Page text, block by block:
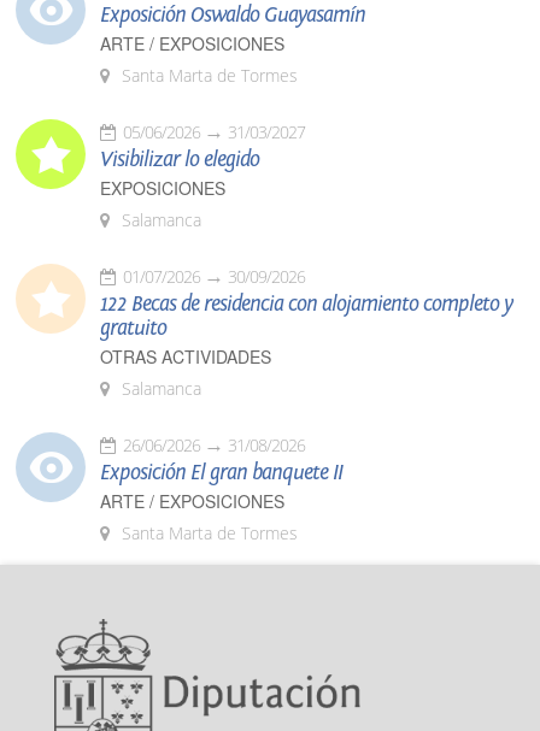
Exposición Oswaldo Guayasamín
ARTE / EXPOSICIONES
Santa Marta de Tormes
05/06/2026 31/03/2027
Visibilizar lo elegido
EXPOSICIONES
Salamanca
01/07/2026 30/09/2026
122 Becas de residencia con alojamiento completo y
gratuito
OTRAS ACTIVIDADES
Salamanca
26/06/2026 31/08/2026
Exposición El gran banquete II
ARTE / EXPOSICIONES
Santa Marta de Tormes